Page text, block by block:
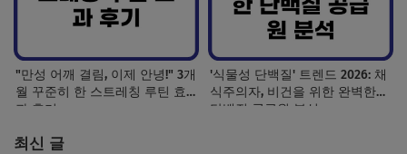
"만성 어깨 결림, 이제 안녕!" 3개
월 꾸준히 한 스트레칭 루틴 효
과 후기
'식물성 단백질' 트렌드 2026: 채
식주의자, 비건을 위한 완벽한
단백질 공급원 분석
최신 글